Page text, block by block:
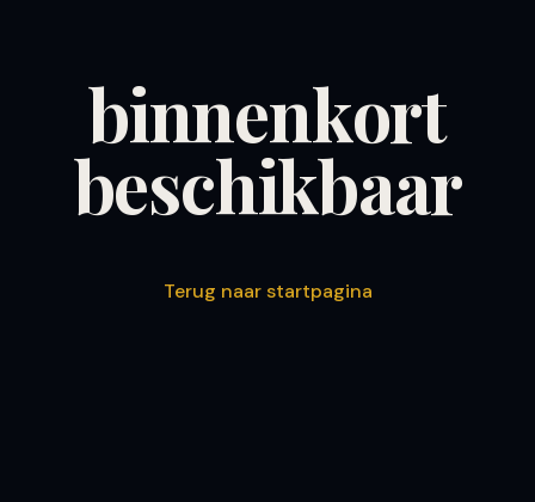
binnenkort
beschikbaar
Terug naar startpagina